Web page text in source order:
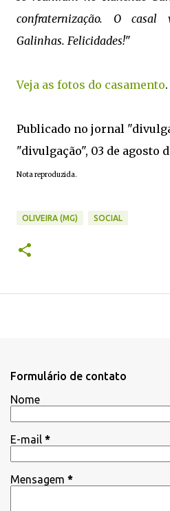
confraternização. O
Galinhas. Felicidades!"
Veja as fotos do casamento.
Publicado no jornal
"divulgação", 03 de agosto
Nota reproduzida.
OLIVEIRA (MG) SOCIAL
Formulário de contato
Nome
E-mail *
Mensagem *